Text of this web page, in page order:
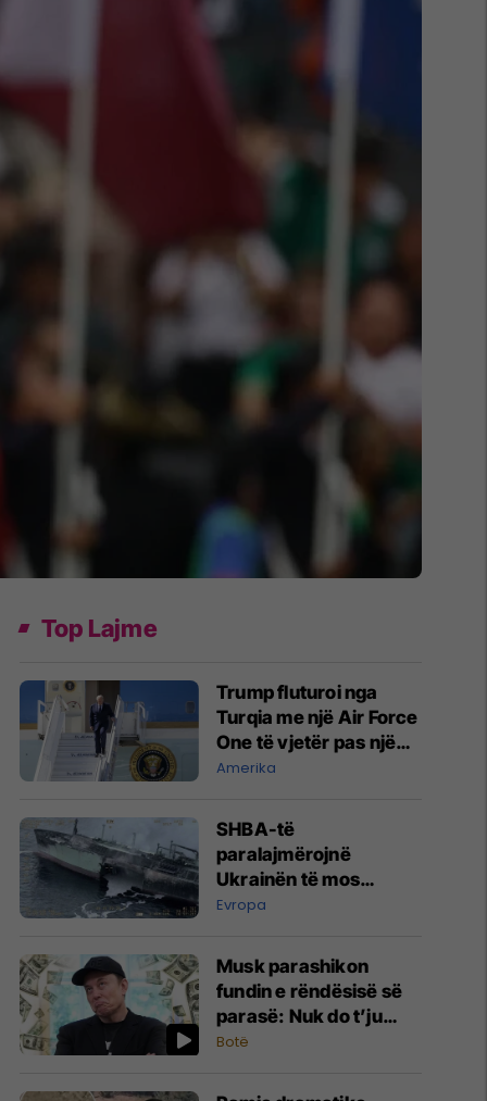
Top Lajme
Trump fluturoi nga
Turqia me një Air Force
One të vjetër pas një
kërcënimi të
dhe ‘proksit’ e tij
Amerika
SHBA-të
paralajmërojnë
Ukrainën të mos
sulmojë anijet jo-ruse
Evropa
Musk parashikon
fundin e rëndësisë së
parasë: Nuk do t’ju
duhet në vitin 2036
Botë